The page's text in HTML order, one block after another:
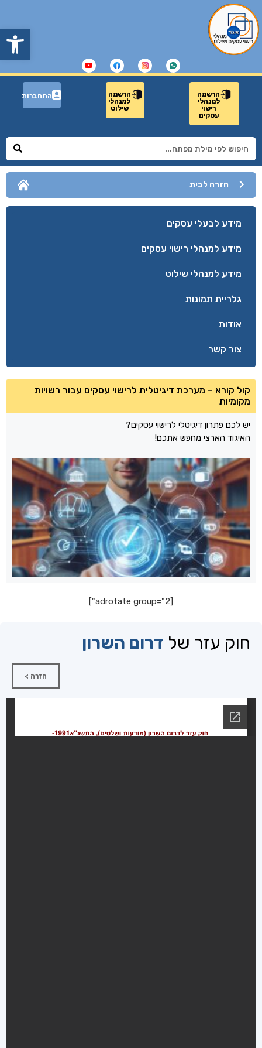
הרשמה
למנהלי
רישוי
עסקים
הרשמה
למנהלי
שילוט
התחברות
חזרה לבית
מידע לבעלי עסקים
מידע למנהלי רישוי עסקים
מידע למנהלי שילוט
גלריית תמונות
אודות
צור קשר
קול קורא – מערכת דיגיטלית לרישוי עסקים עבור רשויות
מקומיות
יש לכם פתרון דיגיטלי לרישוי עסקים?
האיגוד הארצי מחפש אתכם!
[adrotate group="2"]
חוק עזר של דרום השרון
חזרה >